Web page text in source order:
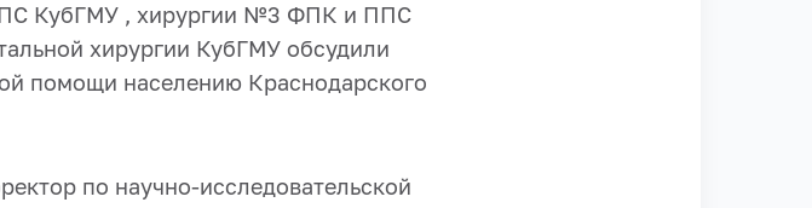
КубГМУ , хирургии №3 ФПК и ППС
хирургии КубГМУ обсудили
помощи населению Краснодарского
по научно-исследовательской